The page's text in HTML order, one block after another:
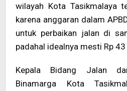
-:-
-
wilayah Kota Tasikmalaya
karena anggaran dalam
untuk perbaikan jalan di
padahal idealnya mesti Rp
Kepala Bidang Jalan
Binamarga Kota